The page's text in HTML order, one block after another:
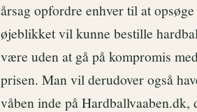
årsag opfordre enhver til at
øjeblikket vil kunne bestille
være uden at gå på kompromis
prisen. Man vil derudover også
våben inde på